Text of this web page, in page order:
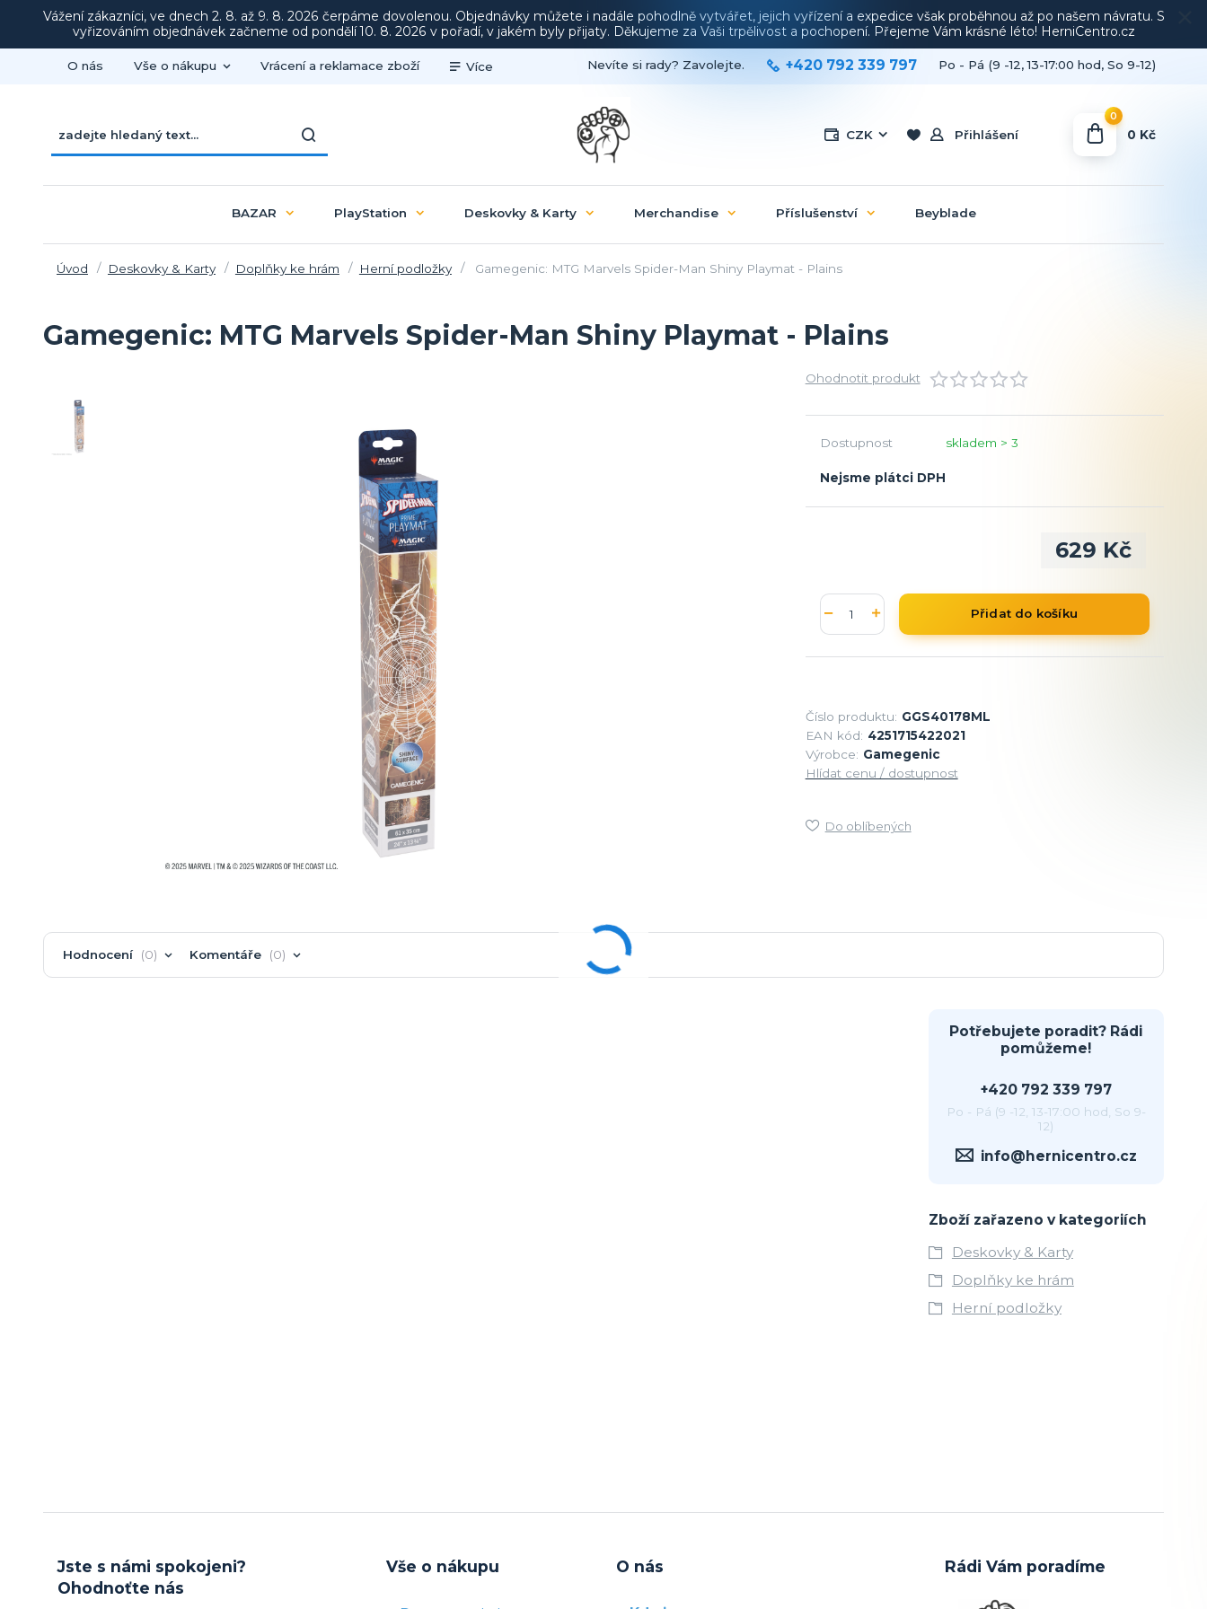
Vážení zákazníci, ve dnech 2. 8. až 9. 8. 2026 čerpáme dovolenou. Objednávky můžete i nadále pohodlně vytvářet, jejich vyřízení a expedice však proběhnou až po našem návratu. S
vyřizováním objednávek začneme od pondělí 10. 8. 2026 v pořadí, v jakém byly přijaty. Děkujeme za Vaši trpělivost a pochopení. Přejeme Vám krásné léto! HerniCentro.cz
O nás Vše o nákupu Vrácení a reklamace zboží Více
CZK Přihlášení
Nevíte si rady? Zavolejte. +420 792 339 797 Po - Pá (9 -12, 13-17:00 hod, So 9-12)
0
0 Kč
BAZAR PlayStation Deskovky & Karty Merchandise Příslušenství Beyblade
Úvod Deskovky & Karty Doplňky ke hrám Herní podložky Gamegenic: MTG Marvels Spider-Man Shiny Playmat - Plains
Gamegenic: MTG Marvels Spider-Man Shiny Playmat - Plains
Ohodnotit produkt
Dostupnost skladem > 3
Nejsme plátci DPH
629 Kč
Přidat do košíku
Číslo produktu: GGS40178ML
EAN kód: 4251715422021
Výrobce: Gamegenic
Hlídat cenu / dostupnost
Do oblíbených
Hodnocení 0 Komentáře 0
Potřebujete poradit? Rádi
pomůžeme!
+420 792 339 797
Po - Pá (9 -12, 13-17:00 hod, So 9-
12)
info@hernicentro.cz
Zboží zařazeno v kategoriích
Deskovky & Karty
Doplňky ke hrám
Herní podložky
Jste s námi spokojeni?
Ohodnoťte nás
Vše o nákupu O nás Rádi Vám poradíme